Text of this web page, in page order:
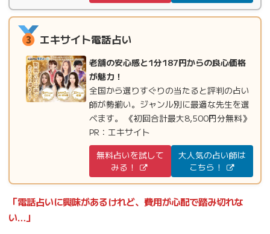
エキサイト電話占い
老舗の安心感と1分187円からの良心価格
が魅力！
全国から選りすぐりの当たると評判の占い
師が勢揃い。ジャンル別に最適な先生を選
べます。 《初回合計最大8,500円分無料》
PR：エキサイト
無料占いを試して
みる！
大人気の占い師は
こちら！
「電話占いに興味があるけれど、費用が心配で踏み切れな
い…」